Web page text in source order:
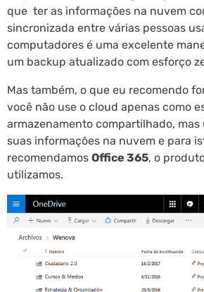
que ter as informações na nuvem
sincronizada entre várias pessoas
computadores é uma excelente
um backup atualizado com esforço
Mas também, o que eu recomendo
você não use o cloud apenas como
armazenamento compartilhado, mas
suas informações na nuvem e para
recomendamos Office 365, o
utilizamos.